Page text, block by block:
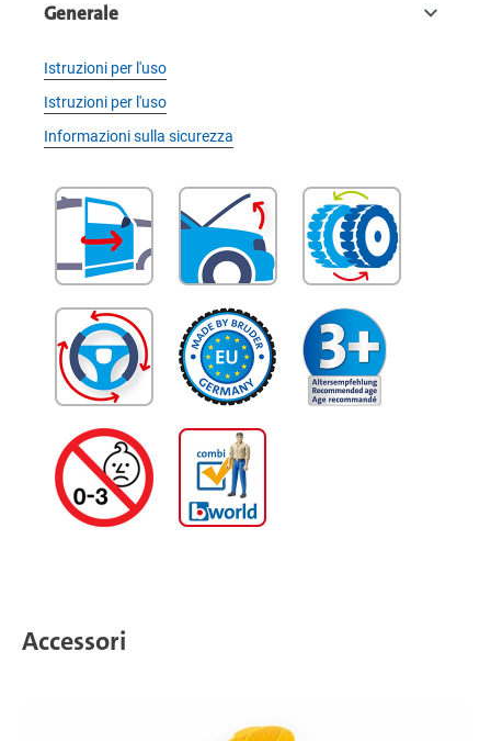
Generale
Istruzioni per l'uso
Istruzioni per l'uso
Informazioni sulla sicurezza
Accessori